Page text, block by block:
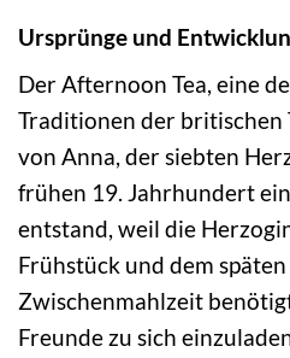
Ursprünge und
Der Afternoon Tea, eine
Traditionen der britischen
von Anna, der siebten
frühen 19. Jahrhundert
entstand, weil die
Frühstück und dem
Zwischenmahlzeit
Freunde zu sich